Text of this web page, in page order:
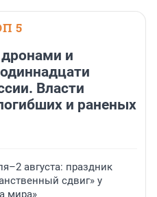
5
и
Власти
и раненых
августа: праздник
сдвиг» у
мира»